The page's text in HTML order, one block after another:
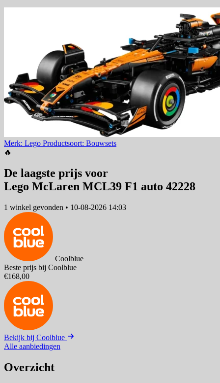
Merk: Lego Productsoort: Bouwsets
🔥
De laagste prijs voor
Lego McLaren MCL39 F1 auto 42228
1 winkel gevonden • 10-08-2026 14:03
Coolblue
Beste prijs bij Coolblue
€168,00
Bekijk bij Coolblue
Alle aanbiedingen
Overzicht